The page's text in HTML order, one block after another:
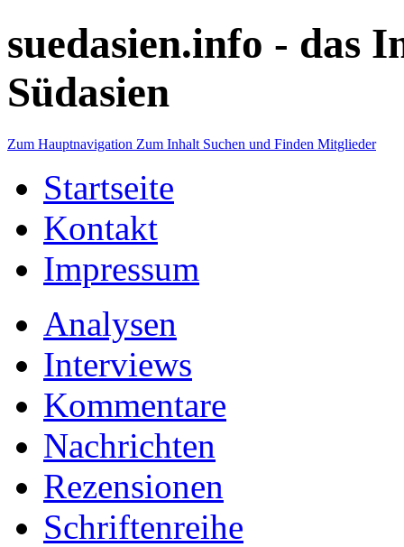
suedasien.info - das
Südasien
Zum Hauptnavigation Zum Inhalt Suchen und Finden Mitglieder
Startseite
Kontakt
Impressum
Analysen
Interviews
Kommentare
Nachrichten
Rezensionen
Schriftenreihe